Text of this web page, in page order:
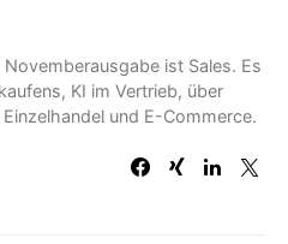
ist Sales. Es
KI im Vertrieb, über
und E-Commerce.